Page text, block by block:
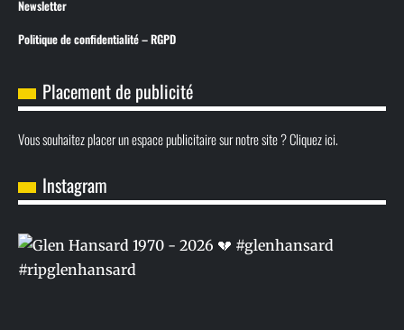
Newsletter
Politique de confidentialité – RGPD
Placement de publicité
Vous souhaitez placer un espace publicitaire sur notre site ? Cliquez ici.
Instagram